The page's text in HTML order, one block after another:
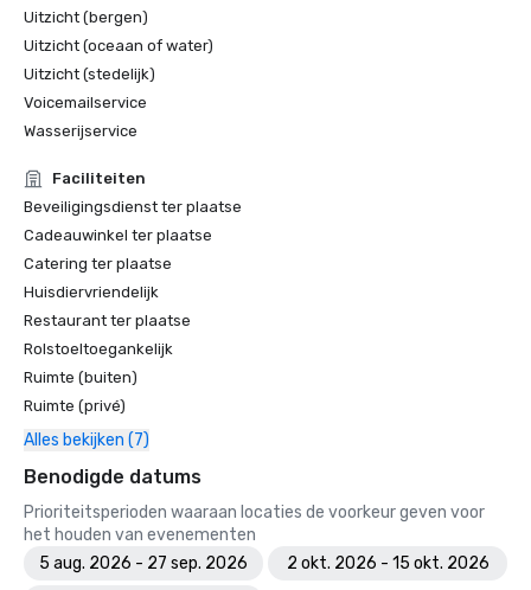
Uitzicht (bergen)
Uitzicht (oceaan of water)
Uitzicht (stedelijk)
Voicemailservice
Wasserijservice
Faciliteiten
Beveiligingsdienst ter plaatse
Cadeauwinkel ter plaatse
Catering ter plaatse
Huisdiervriendelijk
Restaurant ter plaatse
Rolstoeltoegankelijk
Ruimte (buiten)
Ruimte (privé)
Alles bekijken (7)
Benodigde datums
Prioriteitsperioden waaraan locaties de voorkeur geven voor
het houden van evenementen
5 aug. 2026 - 27 sep. 2026
2 okt. 2026 - 15 okt. 2026